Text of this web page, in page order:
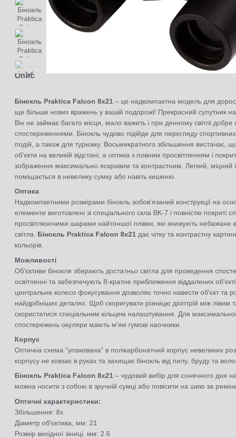
Опис
Бінокль Praktica Falcon 8x21 – це надкомпактна модель для
ще більше нових вражень у вашій подорожі! Прекрасний супутник на
Він не займає багато місця, мало важить і при денному світлі
спостереженнями. Бінокль чудово підійде для перегляду
подій, а також для туризму. Восьмикратного збільшення вистачає,
об'єкти на великій відстані, а оптика з повним просвітленням і
зображення максимально яскравим та контрастним. Легкий, міцний
поміщається в невелику сумку або навіть кишеню.
Оптика
Надкомпактними розмірами бінокль зобов'язаний конструкції на
елементи виготовлені зі спеціального скла BK-7 і повністю покриті
просвітлюючими шарами найтоншої плівки, які знижують небажане
світла. Бінокль Praktica Falcon 8x21 дає чітку та контрастну
кольорів.
Можливості
Об'єктиви бінокля збирають достатньо світла для проведення
освітленні та забезпечують 8-кратне приближення віддалених
центральне колесо фокусування дозволяє точно навести об'єкт та
найдрібніших деталях. Щоб скоригувати різницю діоптрій між
скористатися спеціальним кільцем налаштування. Для
спостережень окуляри мають м'які гумові наочники.
Корпус
Оптична схема "упакована" в полікарбонатний корпус невеликих
корпусу не ковзає в руках та захищає бінокль від пилу, бруду та
Бінокль Praktica Falcon 8x21 – чудовий вибір для сонячного дня
можна носити з собою в зручній сумці або повісити на шию за
Оптичні характеристики:
Збільшення: 8x
Діаметр об'єктива, мм: 21
Розмір вихідної зіниці, мм: 2.6